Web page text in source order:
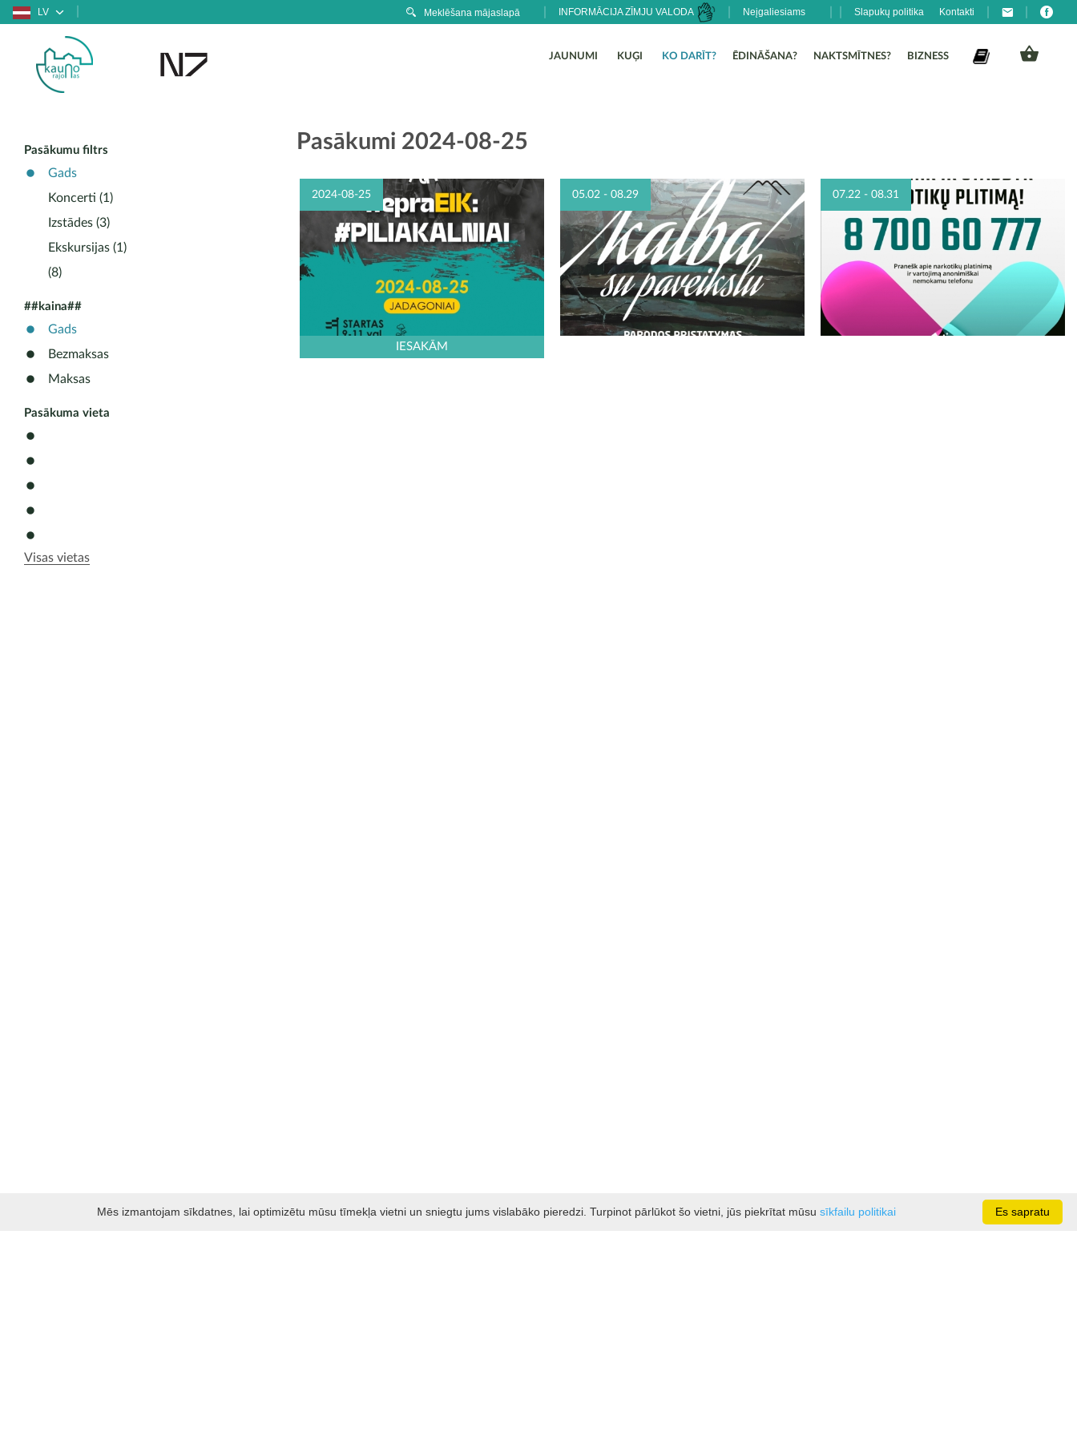
LV Slapukų politika Kontakti
Neįgaliesiams
INFORMĀCIJA ZĪMJU VALODA
JAUNUMI KUĢI KO DARĪT? ĒDINĀŠANA? NAKTSMĪTNES? BIZNESS
Pasākumu filtrs
Gads
Koncerti (1)
Izstādes (3)
Ekskursijas (1)
(8)
##kaina##
Gads
Bezmaksas
Maksas
Pasākuma vieta
Visas vietas
Pasākumi 2024-08-25
2024-08-25
IESAKĀM
05.02 - 08.29 07.22 - 08.31
Es sapratu
Mēs izmantojam sīkdatnes, lai optimizētu mūsu tīmekļa vietni un sniegtu jums vislabāko pieredzi. Turpinot pārlūkot šo vietni, jūs piekrītat mūsu sīkfailu politikai